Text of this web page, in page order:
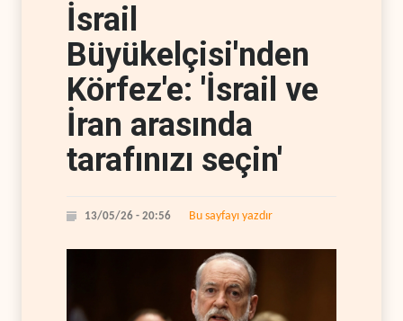
İsrail
Büyükelçisi'nden
Körfez'e: 'İsrail ve
İran arasında
tarafınızı seçin'
13/05/26 - 20:56 Bu sayfayı yazdır